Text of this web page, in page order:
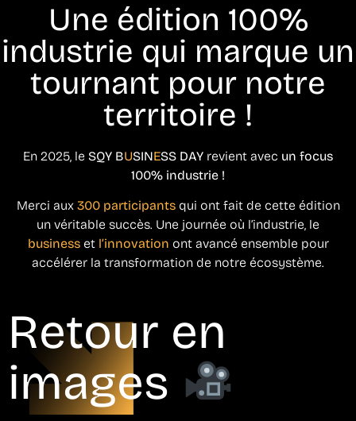
Une édition 100%
industrie qui marque un
tournant pour notre
territoire !
En 2025, le SQY BUSINESS DAY revient avec un focus
100% industrie !
Merci aux 300 participantsqui ont fait de cette édition
un véritable succès. Une journée où l’industrie, le
businesset l’innovation ont avancé ensemble pour
accélérer la transformation de notre écosystème.
Retour en
images